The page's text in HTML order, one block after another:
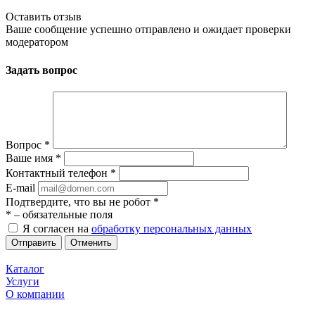
Оставить отзыв
Ваше сообщение успешно отправлено и ожидает проверки
модератором
Задать вопрос
Вопрос *
Ваше имя *
Контактный телефон *
E-mail
Подтвердите, что вы не робот *
* – обязательные поля
Я согласен на обработку персональных данных
Отменить
Каталог
Услуги
О компании